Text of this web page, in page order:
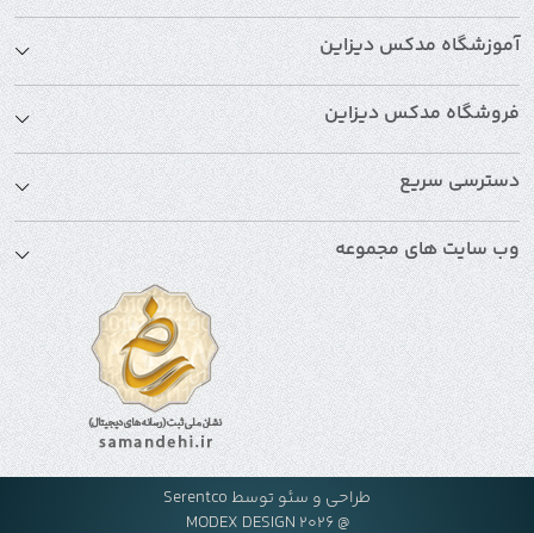
آموزشگاه مدکس دیزاین
فروشگاه مدکس دیزاین
دسترسی سریع
وب سایت های مجموعه
طراحی و سئو توسط Serentco
@ MODEX DESIGN 2026